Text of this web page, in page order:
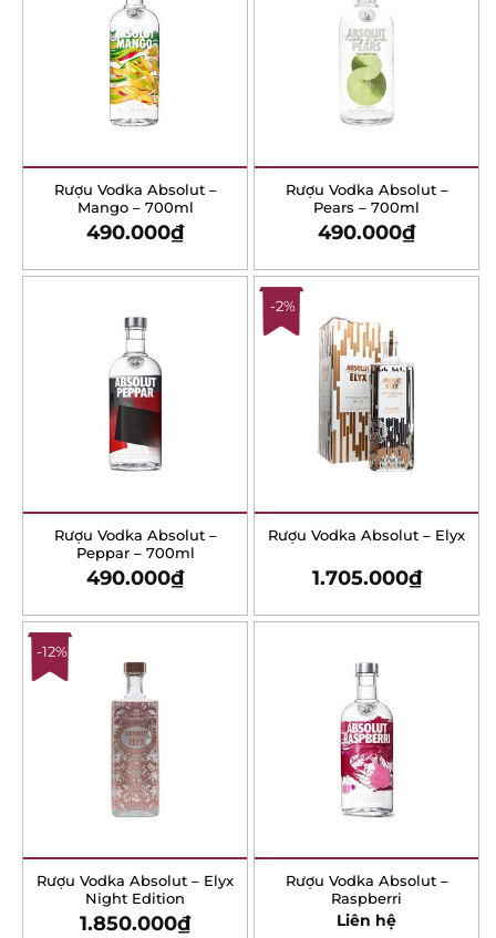
Mango – 700ml
490.000₫
Pears – 700ml
490.000₫
Peppar – 700ml
490.000₫
-2%
Elyx
1.705.000₫
1.850.000₫